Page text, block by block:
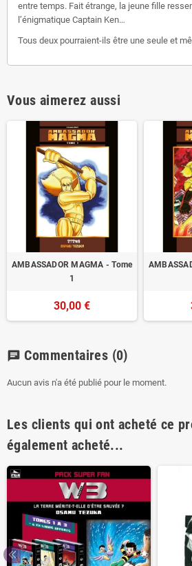
entre temps. Fait étrange, la jeune fille
l’énigmatique Captain Ken…
Tous deux pourraient-ils être une seule et
Vous aimerez aussi
AMBASSADOR MAGMA - Tome
1
30,00 €
chat Commentaires (0)
Aucun avis n'a été publié pour le moment.
Les clients qui ont acheté ce
également acheté...